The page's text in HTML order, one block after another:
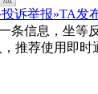
投诉举报»TA发
条信息，坐等
推荐使用即时